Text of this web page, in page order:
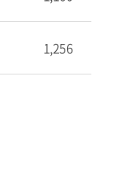
1,256